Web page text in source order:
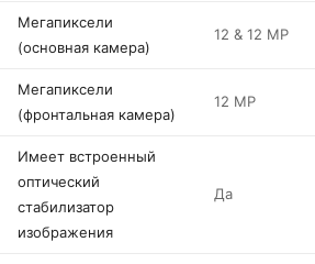
Мегапиксели
(основная камера)
12 & 12 MP
Мегапиксели
(фронтальная камера)
12 MP
Имеет встроенный
оптический
стабилизатор
изображения
Да